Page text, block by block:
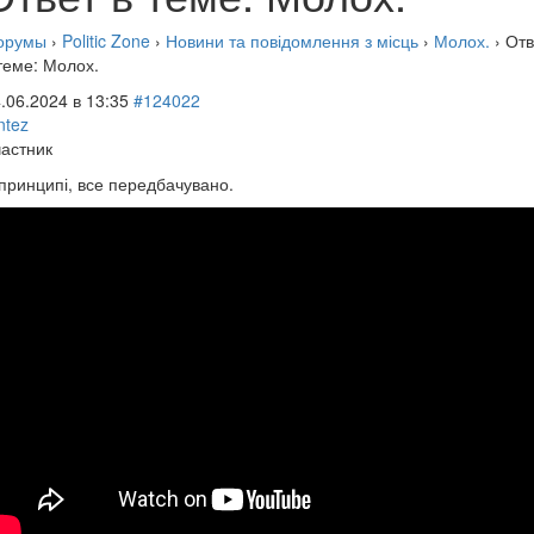
› Politic Zone › Новини та повідомлення з місць › Молох. ›
Молох.
в 13:35 #124022
все передбачувано.